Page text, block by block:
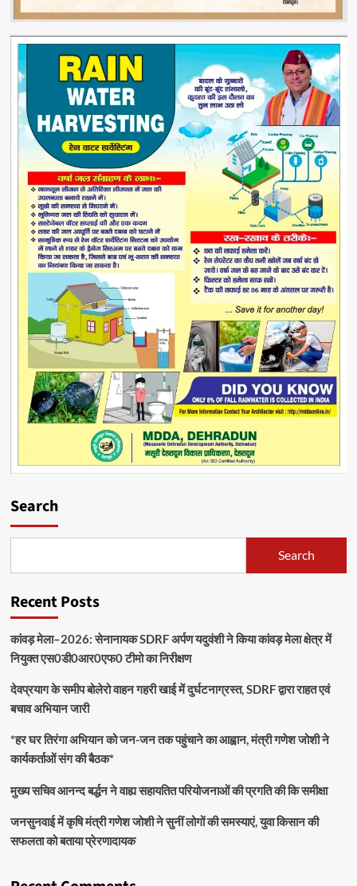
Search
Search
Recent Posts
कांवड़ मेला–2026: सेनानायक SDRF अर्पण यदुवंशी ने किया कांवड़ मेला क्षेत्र में
नियुक्त एस0डी0आर0एफ0 टीमो का निरीक्षण
देवप्रयाग के समीप बोलेरो वाहन गहरी खाई में दुर्घटनाग्रस्त, SDRF द्वारा राहत एवं
बचाव अभियान जारी
*हर घर तिरंगा अभियान को जन-जन तक पहुंचाने का आह्वान, मंत्री गणेश जोशी ने
कार्यकर्ताओं संग की बैठक*
मुख्य सचिव आनन्द बर्द्धन ने वाह्य सहायतित परियोजनाओं की प्रगति की कि समीक्षा
जनसुनवाई में कृषि मंत्री गणेश जोशी ने सुनीं लोगों की समस्याएं, युवा किसान की
सफलता को बताया प्रेरणादायक